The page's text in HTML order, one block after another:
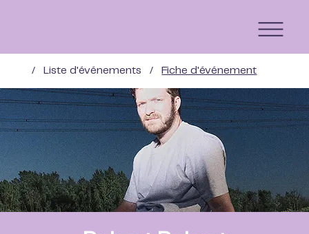
/ Liste d'événements / Fiche d'événement